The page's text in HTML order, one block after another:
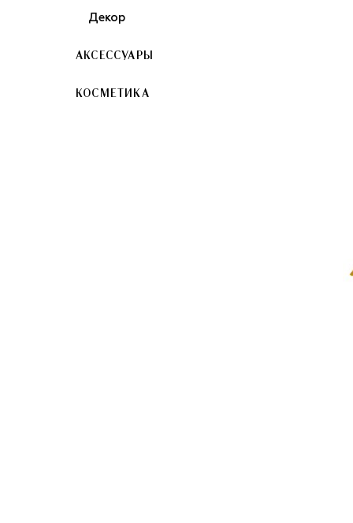
Декор
АКСЕССУАРЫ
КОСМЕТИКА